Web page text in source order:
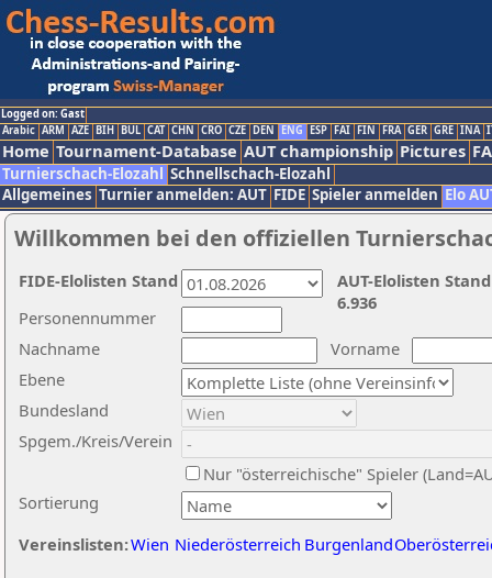
Logged on: Gast
Arabic ARM AZE BIH BUL CAT CHN CRO CZE DEN ENG ESP FAI FIN FRA GER GRE INA
Home Tournament-Database AUT championship Pictures
Turnierschach-Elozahl Schnellschach-Elozahl
Allgemeines Turnier anmelden: AUT FIDE Spieler anmelden Elo
Willkommen bei den offiziellen
Nachname
Vorname
Ebene
Sortierung
Personennummer
Bundesland
Spgem./Kreis/Verein
Nur "österreichische" Spieler
Vereinslisten:Wien Niederösterreich Burgenland
AUT-Elolisten
6.936
FIDE-Elolisten Stand